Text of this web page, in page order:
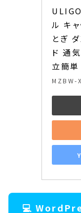
ル キ
とぎ
ド 通
立簡単
MZBW-
💻